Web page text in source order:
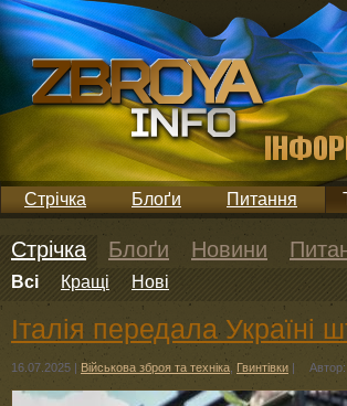
Стрічка Блоґи Питання
Стрічка Блоґи Новини
Всі Кращі Нові
Італія передала Україні
16.07.2025 | Військова зброя та техніка Гвинтівки | Автор: